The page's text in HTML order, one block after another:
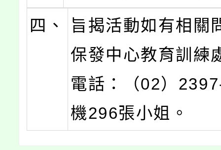
四、
旨揭活動如有相關
保發中心教育訓練
電話：（02）
機296張小姐。